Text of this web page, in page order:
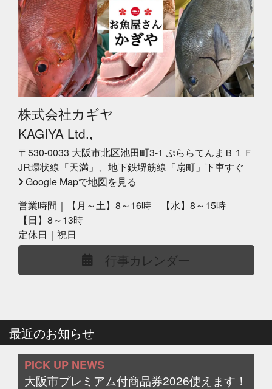
株式会社カギヤ
KAGIYA Ltd.,
〒530-0033 大阪市北区池田町3-1 ぷららてんまＢ１Ｆ
JR環状線「天満」、地下鉄堺筋線「扇町」下車すぐ
Google Mapで地図を見る
営業時間｜【月～土】8～16時 【水】8～15時
【日】8～13時
定休日｜祝日
行事カレンダー
最近のお知らせ
PICK UP NEWS
大阪市プレミアム付商品券2026使えます！